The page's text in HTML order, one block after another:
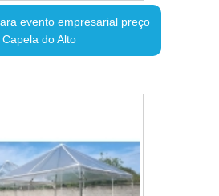
evento empresarial preço
Capela do Alto